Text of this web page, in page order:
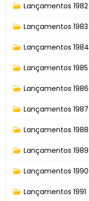
Lançamentos 1982
Lançamentos 1983
Lançamentos 1984
Lançamentos 1985
Lançamentos 1986
Lançamentos 1987
Lançamentos 1988
Lançamentos 1989
Lançamentos 1990
Lançamentos 1991